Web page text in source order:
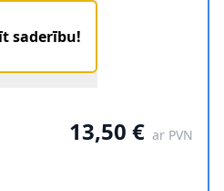
saderību!
13,50 € ar PVN